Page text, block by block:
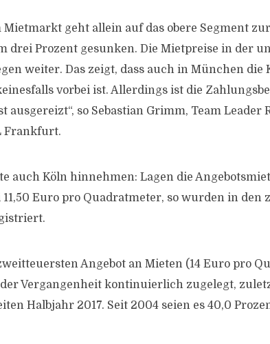
geht allein auf das obere Segment
drei Prozent gesunken. Die Mietpreise in der
weiter. Das zeigt, dass auch in München die
vorbei ist. Allerdings ist die
ausgereizt“, so Sebastian Grimm, Team Leader
Frankfurt.
auch Köln hinnehmen: Lagen die
Euro pro Quadratmeter, so wurden in den
Angebot an Mieten (14 Euro pro
Vergangenheit kontinuierlich zugelegt,
Halbjahr 2017. Seit 2004 seien es 40,0